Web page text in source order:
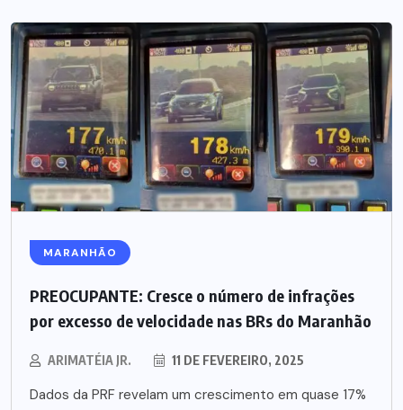
MARANHÃO
PREOCUPANTE: Cresce o número de infrações
por excesso de velocidade nas BRs do Maranhão
ARIMATÉIA JR. 11 DE FEVEREIRO, 2025
Dados da PRF revelam um crescimento em quase 17%